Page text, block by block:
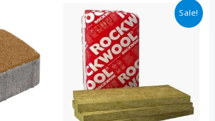
Sale!
Alkuperäinen
hinta
oli:
€29.90.
hinta
on:
€24.40.